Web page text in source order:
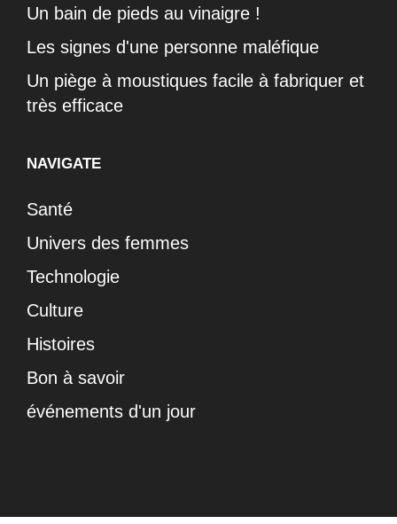
Un bain de pieds au vinaigre !
Les signes d'une personne maléfique
Un piège à moustiques facile à fabriquer et
très efficace
NAVIGATE
Santé
Univers des femmes
Technologie
Culture
Histoires
Bon à savoir
événements d'un jour